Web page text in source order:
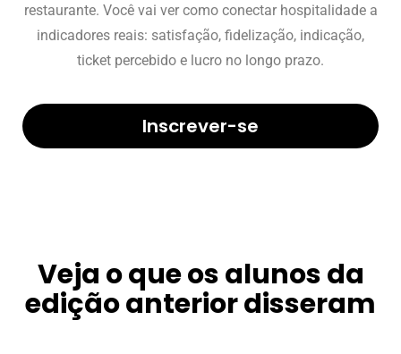
restaurante. Você vai ver como conectar hospitalidade a
indicadores reais: satisfação, fidelização, indicação,
ticket percebido e lucro no longo prazo.
Inscrever-se
Veja o que os alunos da
edição anterior disseram